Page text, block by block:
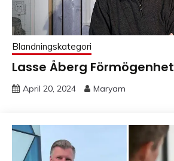
Blandningskategori
Lasse Åberg Förmögenhet
April 20, 2024 Maryam